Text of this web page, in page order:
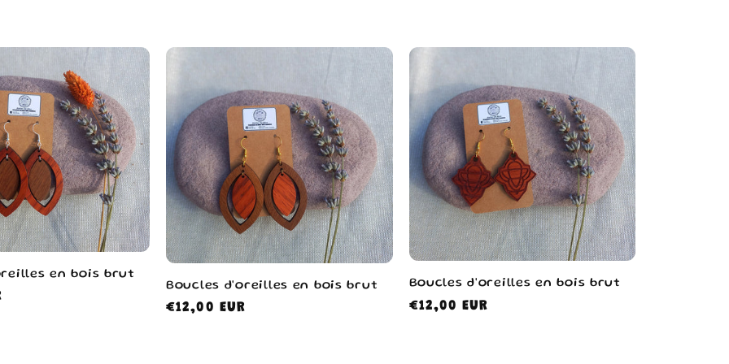
en bois brut
Boucles d'oreilles en bois brut
Prix
€12,00 EUR
Boucles d'oreilles en bois brut
Prix
€12,00 EUR